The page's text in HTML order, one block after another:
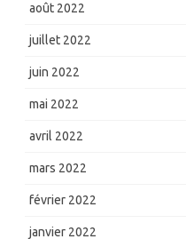
août 2022
juillet 2022
juin 2022
mai 2022
avril 2022
mars 2022
février 2022
janvier 2022